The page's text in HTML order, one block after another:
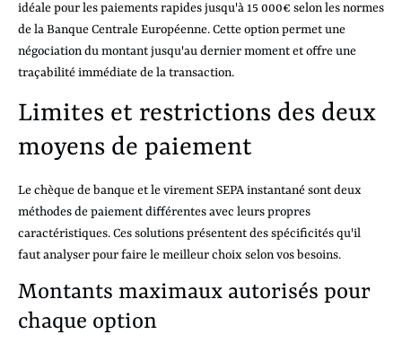
idéale pour les paiements rapides jusqu'à 15 000€ selon les normes
de la Banque Centrale Européenne. Cette option permet une
négociation du montant jusqu'au dernier moment et offre une
traçabilité immédiate de la transaction.
Limites et restrictions des deux
moyens de paiement
Le chèque de banque et le virement SEPA instantané sont deux
méthodes de paiement différentes avec leurs propres
caractéristiques. Ces solutions présentent des spécificités qu'il
faut analyser pour faire le meilleur choix selon vos besoins.
Montants maximaux autorisés pour
chaque option